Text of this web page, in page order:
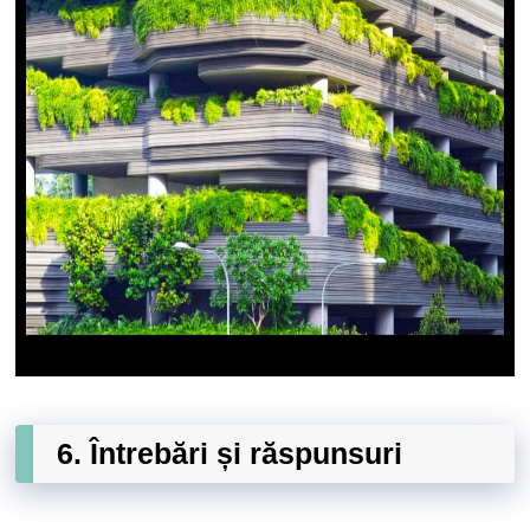
6. Întrebări și răspunsuri